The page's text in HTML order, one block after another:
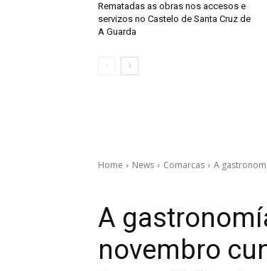
Rematadas as obras nos accesos e
servizos no Castelo de Santa Cruz de
A Guarda